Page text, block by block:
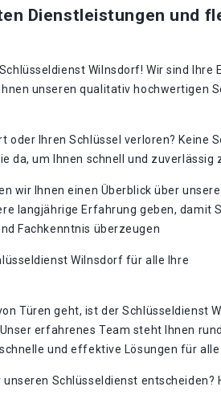
Dienstleistungen und
Wilnsdorf! Wir sind Ihre
unseren qualitativ hochwertigen
oder Ihren Schlüssel verloren?​ Keine
da, um Ihnen schnell und zuverlässig
wir Ihnen einen Überblick über unsere
langjährige Erfahrung geben, damit
Fachkenntnis überzeugen
Wilnsdorf für alle Ihre
Türen geht, ist der Schlüsseldienst
erfahrenes Team steht Ihnen
und effektive Lösungen für
Schlüsseldienst entscheiden?​